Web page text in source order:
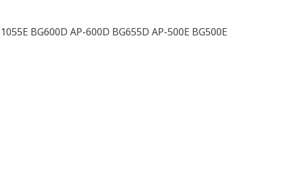
BG600D AP-600D BG655D AP-500E BG500E